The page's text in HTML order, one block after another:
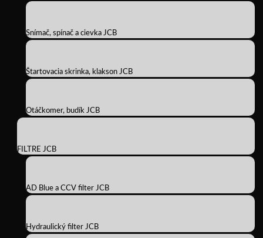
Snímač, spínač a cievka JCB
Štartovacia skrinka, klakson JCB
Otáčkomer, budík JCB
FILTRE JCB
AD Blue a CCV filter JCB
Hydraulický filter JCB